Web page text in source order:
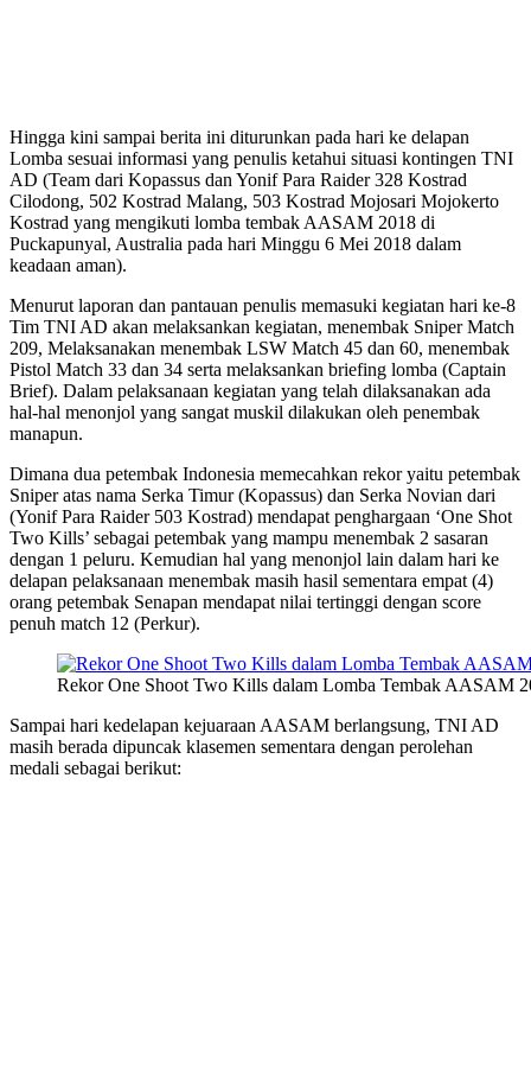
Hingga kini sampai berita ini diturunkan pada hari ke delapan
Lomba sesuai informasi yang penulis ketahui situasi kontingen TNI
AD (Team dari Kopassus dan Yonif Para Raider 328 Kostrad
Cilodong, 502 Kostrad Malang, 503 Kostrad Mojosari Mojokerto
Kostrad yang mengikuti lomba tembak AASAM 2018 di
Puckapunyal, Australia pada hari Minggu 6 Mei 2018 dalam
keadaan aman).
Menurut laporan dan pantauan penulis memasuki kegiatan hari ke-8
Tim TNI AD akan melaksankan kegiatan, menembak Sniper Match
209, Melaksanakan menembak LSW Match 45 dan 60, menembak
Pistol Match 33 dan 34 serta melaksankan briefing lomba (Captain
Brief). Dalam pelaksanaan kegiatan yang telah dilaksanakan ada
hal-hal menonjol yang sangat muskil dilakukan oleh penembak
manapun.
Dimana dua petembak Indonesia memecahkan rekor yaitu petembak
Sniper atas nama Serka Timur (Kopassus) dan Serka Novian dari
(Yonif Para Raider 503 Kostrad) mendapat penghargaan ‘One Shot
Two Kills’ sebagai petembak yang mampu menembak 2 sasaran
dengan 1 peluru. Kemudian hal yang menonjol lain dalam hari ke
delapan pelaksanaan menembak masih hasil sementara empat (4)
orang petembak Senapan mendapat nilai tertinggi dengan score
penuh match 12 (Perkur).
Rekor One Shoot Two Kills dalam Lomba Tembak AASAM
Sampai hari kedelapan kejuaraan AASAM berlangsung, TNI AD
masih berada dipuncak klasemen sementara dengan perolehan
medali sebagai berikut: